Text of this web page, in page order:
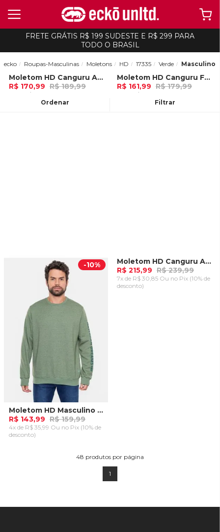
FRETE GRÁTIS R$ 199 SUDESTE E R$ 299 PARA
TODO O BRASIL
Ordenar Filtrar
ecko Roupas-Masculinas Moletons HD 17335 Verde Masculino
-10%Moletom HD Canguru Aberto Verde
R$ 170,99 R$ 189,99
5x de R$ 34,19 Ou
-10%Moletom HD Canguru Fechado Verde Floresta
R$ 161,99 R$ 179,99
5x de R$ 32,39 Ou
-10%
Moletom HD Masculino Fashion Basic II Verde Oliva Mescla
R$ 143,99 R$ 159,99
4x de R$ 35,99 Ou no Pix (10% de
desconto)
-10%Moletom HD Canguru Aberto Verde Militar
R$ 215,99 R$ 239,99
7x de R$ 30,85 Ou no Pix (10% de
desconto)
48 produtos por página
1